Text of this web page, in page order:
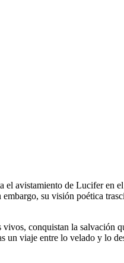
el avistamiento de Lucifer en
su visión poética
conquistan la salvación
un viaje entre lo velado y lo